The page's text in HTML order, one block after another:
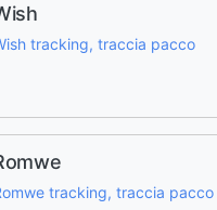
tracking, traccia pacco
tracking, traccia pacco